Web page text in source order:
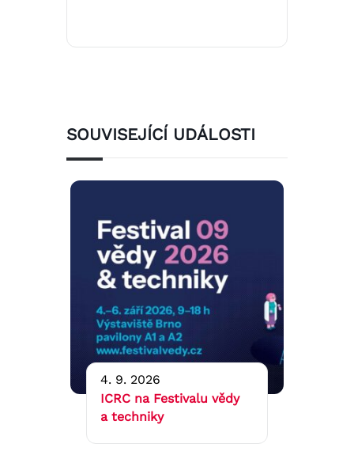
SOUVISEJÍCÍ UDÁLOSTI
4. 9. 2026
ICRC na Festivalu vědy
a techniky